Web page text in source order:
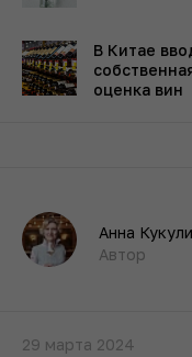
В Китае
оценка вин
Анна
Автор
29 марта 2024